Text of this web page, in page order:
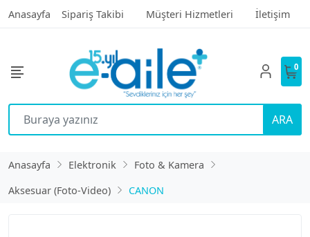
Anasayfa Sipariş Takibi Müşteri Hizmetleri İletişim
ARA
0
Anasayfa Elektronik
Foto & Kamera
Aksesuar (Foto-Video)
CANON